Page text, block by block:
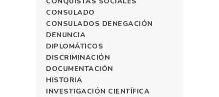
CONSULADO
CONSULADOS DENEGACIÓN
DENUNCIA
DIPLOMÁTICOS
DISCRIMINACIÓN
DOCUMENTACIÓN
HISTORIA
INVESTIGACIÓN CIENTÍFICA